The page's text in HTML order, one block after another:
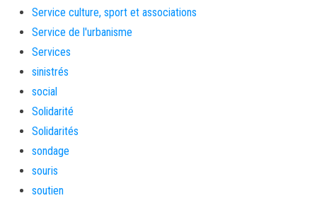
Service culture, sport et associations
Service de l'urbanisme
Services
sinistrés
social
Solidarité
Solidarités
sondage
souris
soutien